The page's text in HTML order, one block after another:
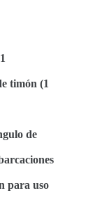
timón (1
de
para uso